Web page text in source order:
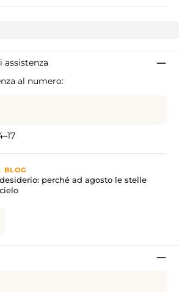
assistenza
al numero:
BLOG
perché ad agosto le stelle